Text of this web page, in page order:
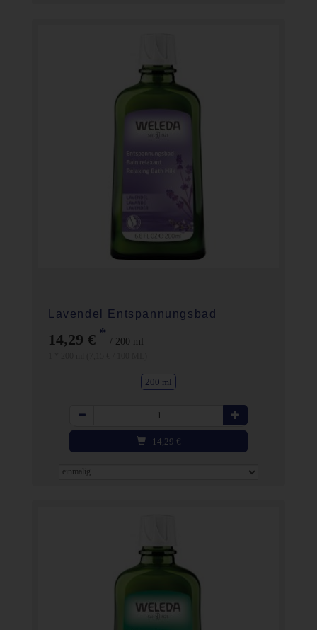
Lavendel Entspannungsbad
14,29 € * / 200 ml
200 ml
Anzahl
14,29 €